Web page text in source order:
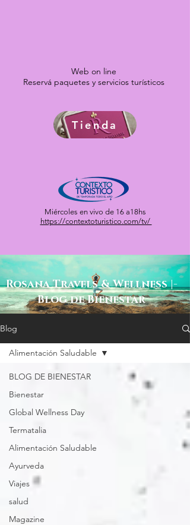
Web on line
Reservá paquetes y servicios turísticos
Tienda
Miércoles en vivo de 16 a18hs
https://contextoturistico.com/tv/
-Rosana Travels & Wellness |
Blog de Bienestar
Blog
BLOG DE BIENESTAR
Bienestar
Global Wellness Day
Termatalia
Alimentación Saludable
Ayurveda
Viajes
salud
Magazine
Alimentación Saludable